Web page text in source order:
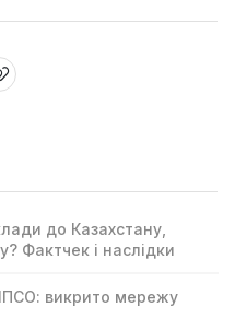
до Казахстану,
Фактчек і наслідки
викрито мережу